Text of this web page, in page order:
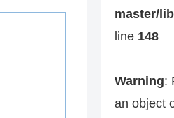
master/
line 148
Warning:
an object